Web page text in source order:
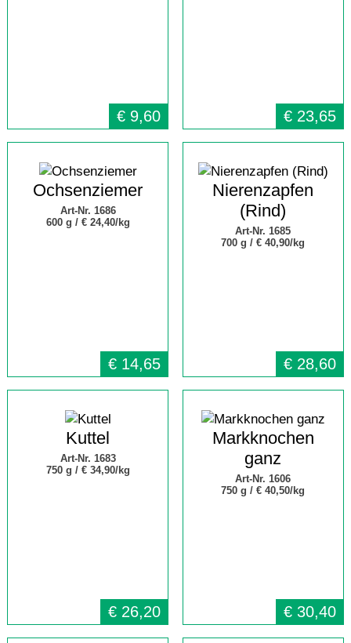
€ 9,60 € 23,65
Ochsenziemer
Art-Nr. 1686
600 g / € 24,40/kg
€ 14,65
Nierenzapfen
(Rind)
Art-Nr. 1685
700 g /€ 40,90/kg
€ 28,60
Kuttel
Art-Nr. 1683
750 g / € 34,90/kg
€ 26,20
Markknochen
ganz
Art-Nr. 1606
750 g /€ 40,50/kg
€ 30,40